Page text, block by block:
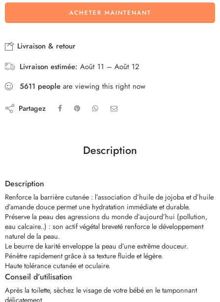
ACHETER MAINTENANT
Livraison & retour
Livraison estimée: Août 11 – Août 12
5611 people are viewing this right now
Partagez
Description
Description
Renforce la barrière cutanée : l’association d’huile de jojoba et d’huile
d’amande douce permet une hydratation immédiate et durable.
Préserve la peau des agressions du monde d’aujourd’hui (pollution,
eau calcaire..) : son actif végétal breveté renforce le développement
naturel de la peau.
Le beurre de karité enveloppe la peau d’une extrême douceur.
Pénètre rapidement grâce à sa texture fluide et légère.
Haute tolérance cutanée et oculaire.
Conseil d’utilisation
Après la toilette, sèchez le visage de votre bébé en le tamponnant